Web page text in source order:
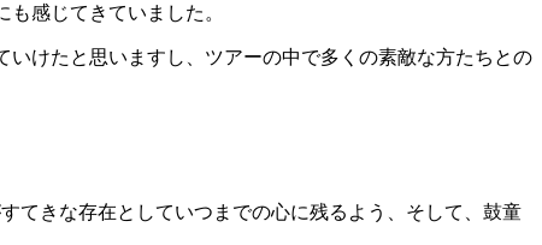
感じてきていました。
けたと思いますし、ツアーの中で多くの素敵な方たちとの
てきな存在としていつまでの心に残るよう、そして、鼓童